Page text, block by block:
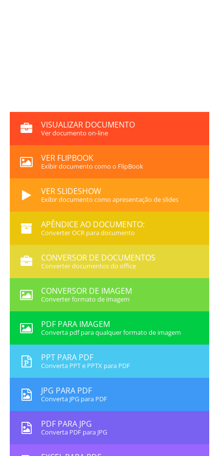
VISUALIZAR DOCUMENTO
Ver documento on-line
VER FLIPBOOK
Exibir documento como o FlipBook
VER SLIDESHOW
Exibir documento como apresentação de slides
APÊNDICE AO DOCUMENTO:
Converter OCR para documento
CONVERSOR DE DOCUMENTOS
Converter documentos do office
CONVERSOR DE IMAGEM
Converter formato de imagem
PDF PARA IMAGEM
Converta pdf para qualquer formato de imagem
PPT PARA PDF
Converta PPT e PPTX para PDF
JPG PARA PDF
Converta JPG para PDF
PDF PARA JPG
Converta PDF para JPG